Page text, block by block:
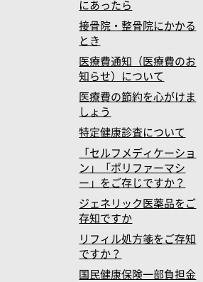
にあったら
接骨院・整骨院にかかる
とき
医療費通知（医療費のお
知らせ）について
医療費の節約を心がけま
しょう
特定健康診査について
「セルフメディケーショ
ン」「ポリファーマシ
ー」をご存じですか？
ジェネリック医薬品をご
存知ですか
リフィル処方箋をご存知
ですか？
国民健康保険一部負担金